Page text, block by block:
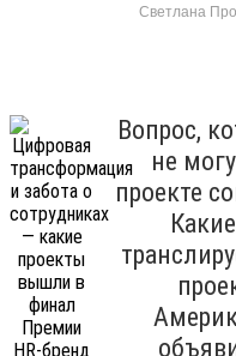
Светлана
Вопрос,
не
проекте